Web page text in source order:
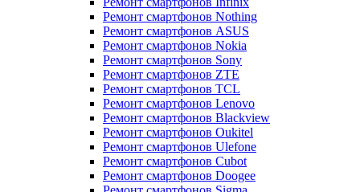
Ремонт смартфонов Nothing
Ремонт смартфонов ASUS
Ремонт смартфонов Nokia
Ремонт смартфонов Sony
Ремонт смартфонов ZTE
Ремонт смартфонов TCL
Ремонт смартфонов Lenovo
Ремонт смартфонов Blackview
Ремонт смартфонов Oukitel
Ремонт смартфонов Ulefone
Ремонт смартфонов Cubot
Ремонт смартфонов Doogee